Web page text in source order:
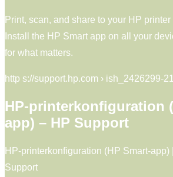
Print, scan, and share to your HP
Install the HP Smart app on all your
for what matters.
http s://support.hp.com › ish_2426299-
HP-printerkonfiguration
app) – HP Support
HP-printerkonfiguration (HP Smart-
Support